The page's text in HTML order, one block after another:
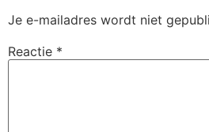
Je e-mailadres wordt niet
Reactie *